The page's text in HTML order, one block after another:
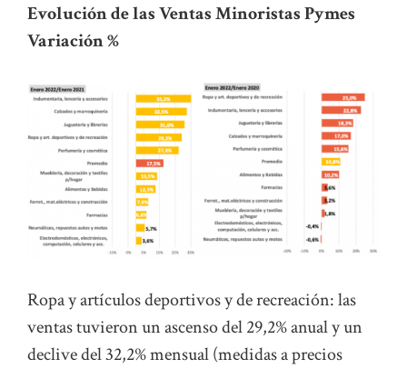
Evolución de las Ventas Minoristas Pymes
Variación %
Ropa y artículos deportivos y de recreación: las
ventas tuvieron un ascenso del 29,2% anual y un
declive del 32,2% mensual (medidas a precios